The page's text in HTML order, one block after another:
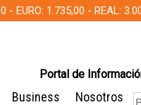
- EURO: 1.735,00 - REAL:
Portal de
Business Nosotros